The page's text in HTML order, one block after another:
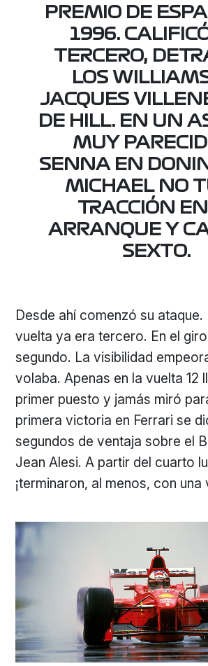
PREMIO DE
1996.
TERCERO,
LOS
JACQUES
DE HILL. EN UN
MUY
SENNA EN
MICHAEL NO
TRACCIÓN
ARRANQUE Y
SEXTO.
Desde ahí comenzó su ataque.
vuelta ya era tercero. En el
segundo. La visibilidad
volaba. Apenas en la vuelta 12
primer puesto y jamás miró
primera victoria en Ferrari se
segundos de ventaja sobre el
Jean Alesi. A partir del cuarto
¡terminaron, al menos, con una